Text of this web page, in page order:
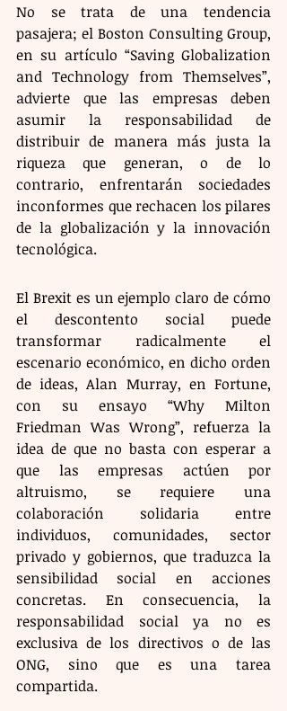
​No se trata de una tendencia
pasajera; el Boston Consulting Group,
en su artículo “Saving Globalization
and Technology from Themselves”,
advierte que las empresas deben
asumir la responsabilidad de
distribuir de manera más justa la
riqueza que generan, o de lo
contrario, enfrentarán sociedades
inconformes que rechacen los pilares
de la globalización y la innovación
tecnológica.
​El Brexit es un ejemplo claro de cómo
el descontento social puede
transformar radicalmente el
escenario económico, en dicho orden
de ideas, Alan Murray, en Fortune,
con su ensayo “Why Milton
Friedman Was Wrong”, refuerza la
idea de que no basta con esperar a
que las empresas actúen por
altruismo, se requiere una
colaboración solidaria entre
individuos, comunidades, sector
privado y gobiernos, que traduzca la
sensibilidad social en acciones
concretas. En consecuencia, la
responsabilidad social ya no es
exclusiva de los directivos o de las
ONG, sino que es una tarea
compartida.